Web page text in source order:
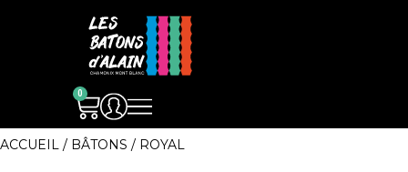
0
ACCUEIL / BÂTONS / ROYAL